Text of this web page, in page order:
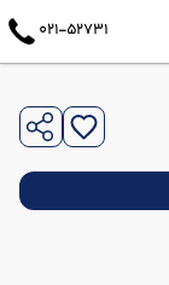
021-52731